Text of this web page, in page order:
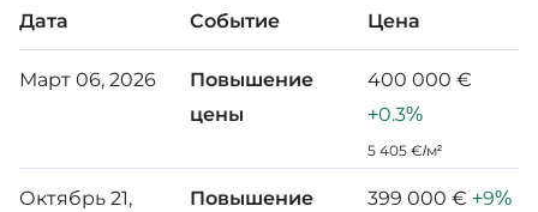
Крытая веранда: 16 м²
Дата Событие Цена
Март 06, 2026
Повышение
цены
400 000 €
+0.3%
5 405 €/м²
Октябрь 21,
Повышение
399 000 € +9%